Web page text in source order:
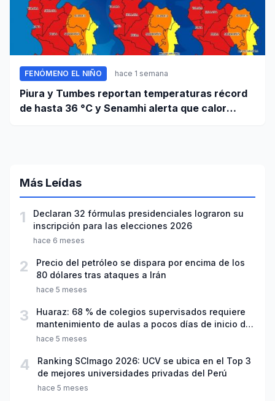
FENÓMENO EL NIÑO hace 1 semana
Piura y Tumbes reportan temperaturas récord
de hasta 36 °C y Senamhi alerta que calor
Más Leídas
1
Declaran 32 fórmulas presidenciales lograron su
inscripción para las elecciones 2026
hace 6 meses
2
Precio del petróleo se dispara por encima de los
80 dólares tras ataques a Irán
hace 5 meses
3
Huaraz: 68 % de colegios supervisados requiere
mantenimiento de aulas a pocos días de inicio del
año escolar 2026
hace 5 meses
4
Ranking SCImago 2026: UCV se ubica en el Top 3
de mejores universidades privadas del Perú
hace 5 meses